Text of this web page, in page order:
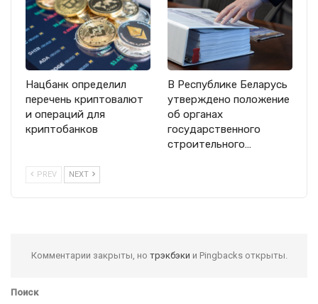
Нацбанк определил
перечень криптовалют
и операций для
криптобанков
В Республике Беларусь
утверждено положение
об органах
государственного
строительного…
PREV NEXT
Комментарии закрыты, но трэкбэки и Pingbacks открыты.
Поиск